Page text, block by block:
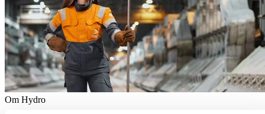
Om Hydro